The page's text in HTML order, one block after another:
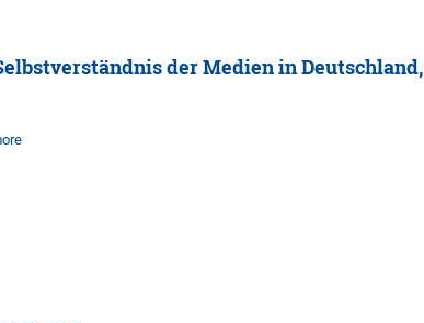
der Medien in Deutschland,